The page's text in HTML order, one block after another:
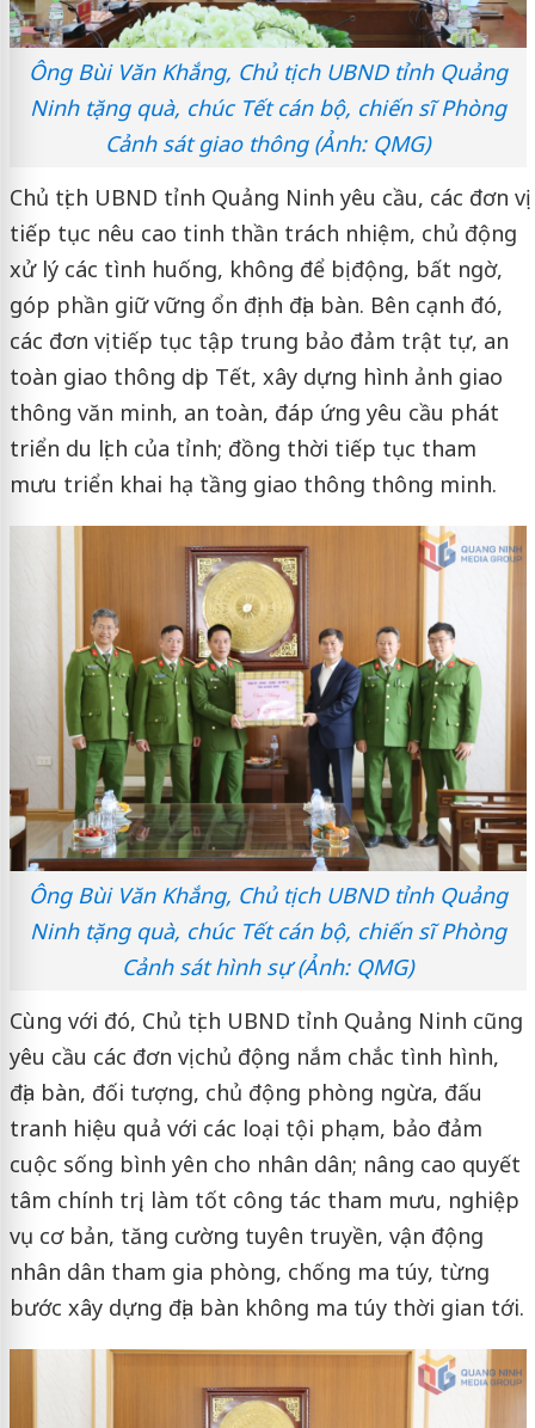
Ông Bùi Văn Khắng, Chủ tịch UBND tỉnh Quảng
Ninh tặng quà, chúc Tết cán bộ, chiến sĩ Phòng
Cảnh sát giao thông (Ảnh: QMG)
Chủ tịch UBND tỉnh Quảng Ninh yêu cầu, các đơn vị
tiếp tục nêu cao tinh thần trách nhiệm, chủ động
xử lý các tình huống, không để bị động, bất ngờ,
góp phần giữ vững ổn định địa bàn. Bên cạnh đó,
các đơn vị tiếp tục tập trung bảo đảm trật tự, an
toàn giao thông dịp Tết, xây dựng hình ảnh giao
thông văn minh, an toàn, đáp ứng yêu cầu phát
triển du lịch của tỉnh; đồng thời tiếp tục tham
mưu triển khai hạ tầng giao thông thông minh.
Ông Bùi Văn Khắng, Chủ tịch UBND tỉnh Quảng
Ninh tặng quà, chúc Tết cán bộ, chiến sĩ Phòng
Cảnh sát hình sự (Ảnh: QMG)
Cùng với đó, Chủ tịch UBND tỉnh Quảng Ninh cũng
yêu cầu các đơn vị chủ động nắm chắc tình hình,
địa bàn, đối tượng, chủ động phòng ngừa, đấu
tranh hiệu quả với các loại tội phạm, bảo đảm
cuộc sống bình yên cho nhân dân; nâng cao quyết
tâm chính trị, làm tốt công tác tham mưu, nghiệp
vụ cơ bản, tăng cường tuyên truyền, vận động
nhân dân tham gia phòng, chống ma túy, từng
bước xây dựng địa bàn không ma túy thời gian tới.